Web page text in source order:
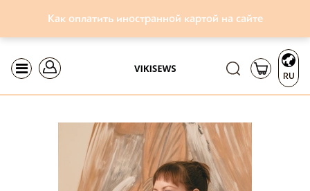
Как оплатить иностранной картой на сайте
RU